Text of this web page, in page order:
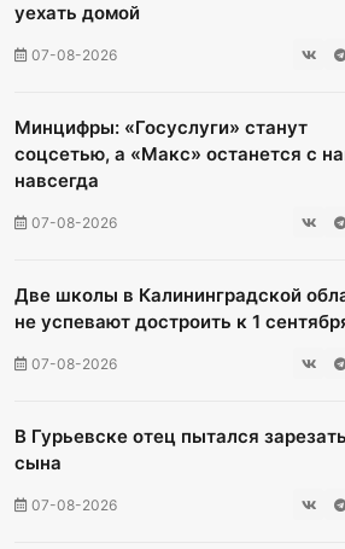
уехать домой
07-08-2026
Минцифры: «Госуслуги» станут
соцсетью, а «Макс» останется с
навсегда
07-08-2026
Две школы в Калининградской
не успевают достроить к 1
07-08-2026
В Гурьевске отец пытался зарезать
сына
07-08-2026